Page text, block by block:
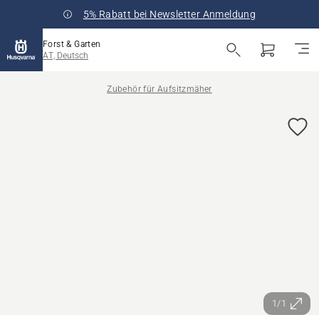
5% Rabatt bei Newsletter Anmeldung
Forst & Garten
AT, Deutsch
Zubehör für Aufsitzmäher
1/1